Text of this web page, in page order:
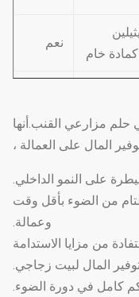
كمادة خام
نعم
،
نعم
،
حلم مزارعي القنب.أنها
المال على العمالة ،
على النمو الداخلي.
من الضوء بأقل وقت
وعمالة.
من مزايا الاستدامة
المال لبيت زجاجي.
كامل في دورة الضوء.